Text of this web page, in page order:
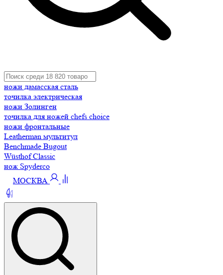
ножи дамасская сталь
точилка электрическая
ножи Золинген
точилка для ножей chefs choice
ножи фронтальные
Leatherman мультитул
Benchmade Bugout
Wüsthof Classic
нож Spyderco
МОСКВА